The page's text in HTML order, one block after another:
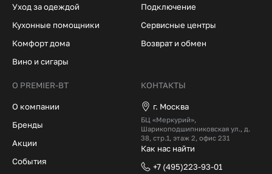
Уход за одеждой
Кухонные помощники
Комфорт дома
Вино и сигары
Подключение
Сервисные центры
Возврат и обмен
О PREMIER-BT
О компании
Бренды
Акции
События
КОНТАКТЫ
г. Москва
БЦ «Меркурий»,
Шарикоподшипниковская ул., д.
38, стр.1, этаж 2, офис 231
Как нас найти
+7 (495)223-93-01